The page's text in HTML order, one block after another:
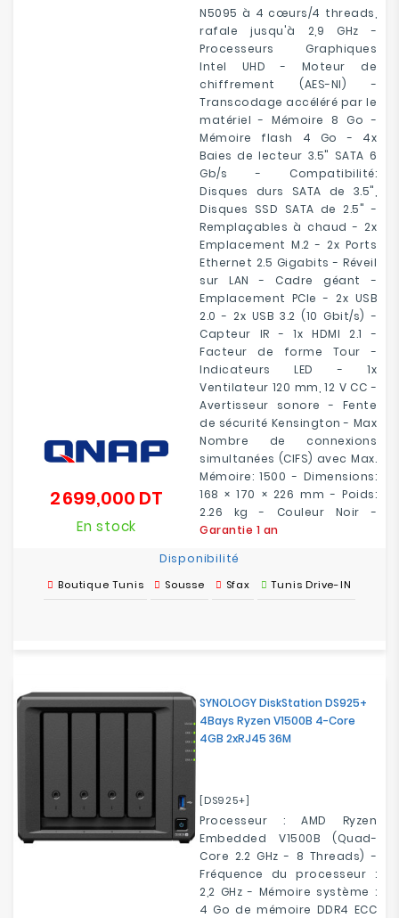
N5095 à 4 cœurs/4 threads,
rafale jusqu'à 2,9 GHz -
Processeurs Graphiques
Intel UHD - Moteur de
chiffrement (AES-NI) -
Transcodage accéléré par le
matériel - Mémoire 8 Go -
Mémoire flash 4 Go - 4x
Baies de lecteur 3.5" SATA 6
Gb/s - Compatibilité:
Disques durs SATA de 3.5",
Disques SSD SATA de 2.5" -
Remplaçables à chaud - 2x
Emplacement M.2 - 2x Ports
Ethernet 2.5 Gigabits - Réveil
sur LAN - Cadre géant -
Emplacement PCIe - 2x USB
2.0 - 2x USB 3.2 (10 Gbit/s) -
Capteur IR - 1x HDMI 2.1 -
Facteur de forme Tour -
Indicateurs LED - 1x
Ventilateur 120 mm, 12 V CC -
Avertisseur sonore - Fente
de sécurité Kensington - Max
Nombre de connexions
simultanées (CIFS) avec Max.
Mémoire: 1500 - Dimensions:
168 × 170 × 226 mm - Poids:
2.26 kg - Couleur Noir -
Garantie 1 an
2 699,000 DT
En stock
Disponibilité
Boutique Tunis Sousse Sfax Tunis Drive-IN
SYNOLOGY DiskStation DS925+
4Bays Ryzen V1500B 4-Core
4GB 2xRJ45 36M
[DS925+]
Processeur : AMD Ryzen
Embedded V1500B (Quad-
Core 2.2 GHz - 8 Threads) -
Fréquence du processeur :
2,2 GHz - Mémoire système :
4 Go de mémoire DDR4 ECC